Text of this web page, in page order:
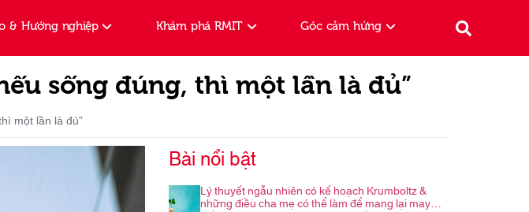
& Hướng nghiệp Khám phá RMIT Góc cảm hứng
sống đúng, thì một lần là đủ”
một lần là đủ”
Bài nổi bật
Lý thuyết ngẫu nhiên có kế hoạch Krumboltz &
những điều cha mẹ có thể làm để mang lại may